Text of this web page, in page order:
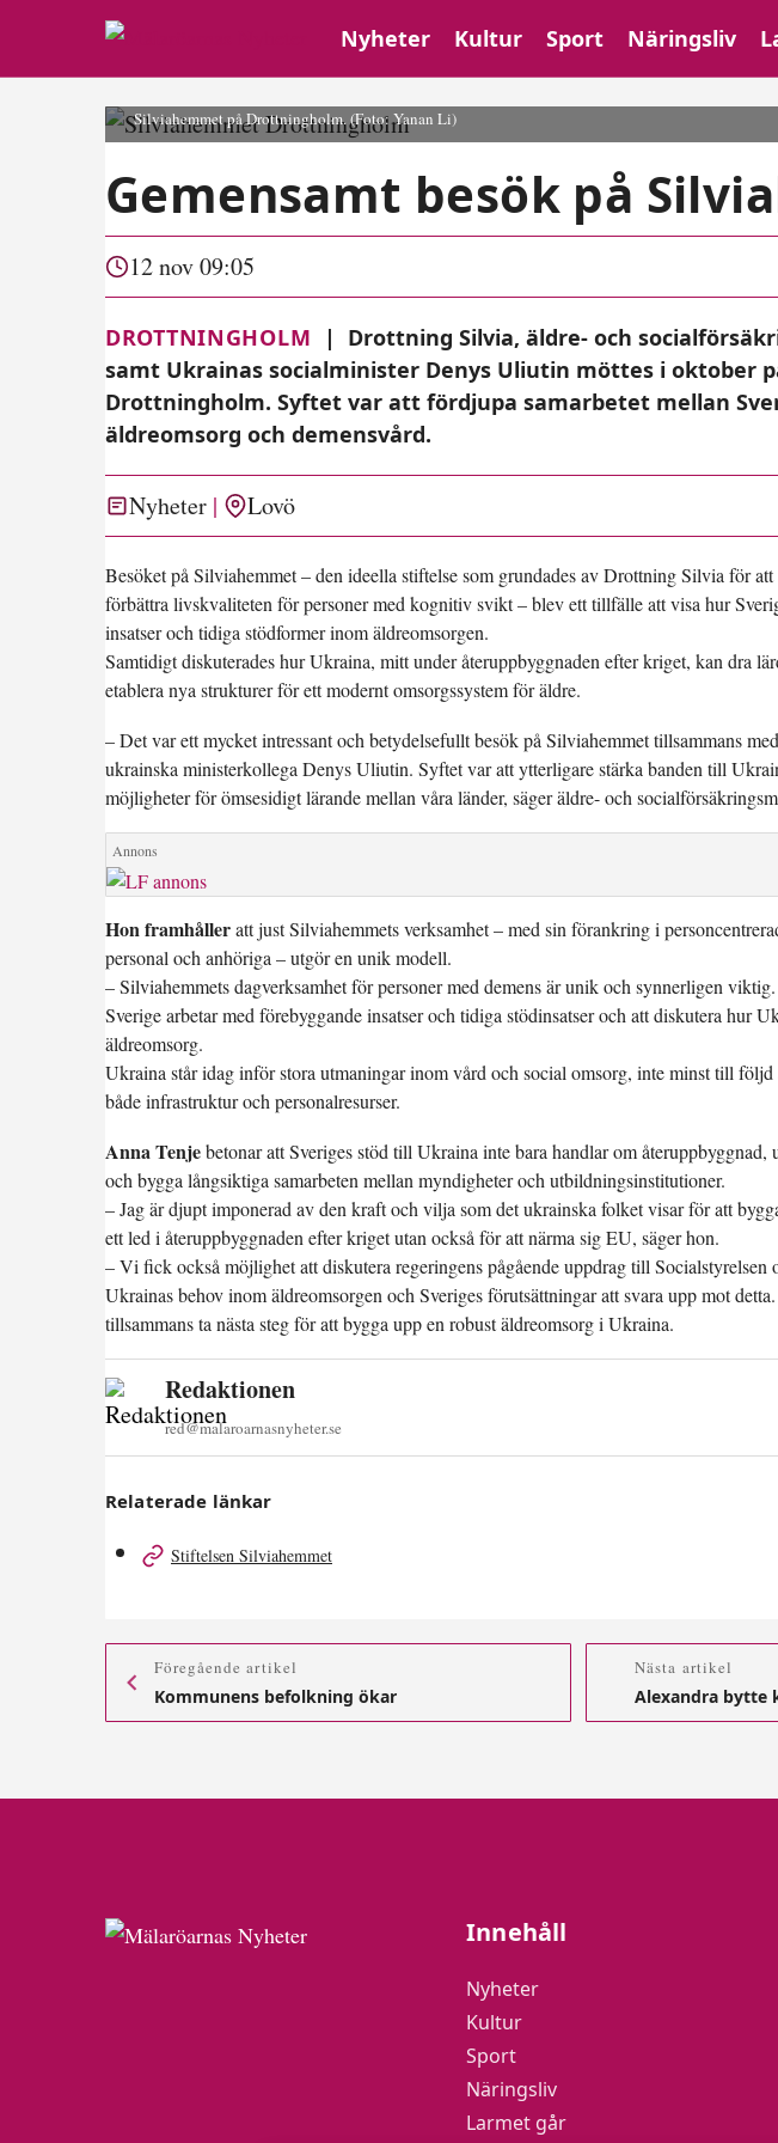
Nyheter Kultur Sport Näringsliv
Silviahemmet på Drottningholm. (Foto: Yanan Li)
Gemensamt besök på
12 nov 09:05
DROTTNINGHOLM |
Drottning Silvia, äldre- och
samt Ukrainas socialminister Denys Uliutin möttes i oktober
Drottningholm. Syftet var att fördjupa samarbetet mellan
äldreomsorg och demensvård.
Nyheter Lovö
Besöket på Silviahemmet – den ideella stiftelse som grundades av Drottning Silvia för
förbättra livskvaliteten för personer med kognitiv svikt – blev ett tillfälle att visa hur
insatser och tidiga stödformer inom äldreomsorgen.
Samtidigt diskuterades hur Ukraina, mitt under återuppbyggnaden efter kriget, kan dra
etablera nya strukturer för ett modernt omsorgssystem för äldre.
– Det var ett mycket intressant och betydelsefullt besök på Silviahemmet tillsammans
ukrainska ministerkollega Denys Uliutin. Syftet var att ytterligare stärka banden till
möjligheter för ömsesidigt lärande mellan våra länder, säger äldre- och
Hon framhålleratt just Silviahemmets verksamhet – med sin förankring i
personal och anhöriga – utgör en unik modell.
– Silviahemmets dagverksamhet för personer med demens är unik och synnerligen
Sverige arbetar med förebyggande insatser och tidiga stödinsatser och att diskutera hur
äldreomsorg.
Ukraina står idag inför stora utmaningar inom vård och social omsorg, inte minst till
både infrastruktur och personalresurser.
Anna Tenjebetonar att Sveriges stöd till Ukraina inte bara handlar om återuppbyggnad,
och bygga långsiktiga samarbeten mellan myndigheter och utbildningsinstitutioner.
– Jag är djupt imponerad av den kraft och vilja som det ukrainska folket visar för att
ett led i återuppbyggnaden efter kriget utan också för att närma sig EU, säger hon.
– Vi fick också möjlighet att diskutera regeringens pågående uppdrag till Socialstyrelsen
Ukrainas behov inom äldreomsorgen och Sveriges förutsättningar att svara upp mot
tillsammans ta nästa steg för att bygga upp en robust äldreomsorg i Ukraina.
Redaktionen
red@malaroarnasnyheter.se
Relaterade länkar
Stiftelsen Silviahemmet
Föregående artikel
Kommunens befolkning ökar
Nästa artikel
Alexandra bytte
Innehåll
Nyheter
Kultur
Sport
Näringsliv
Larmet går